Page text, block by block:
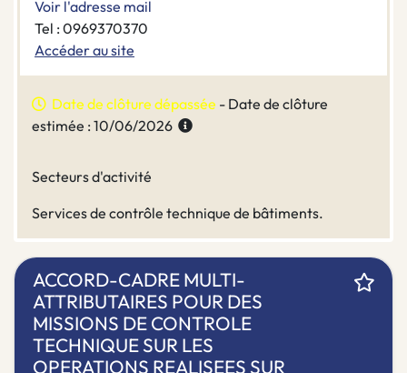
Voir l'adresse mail
Tel : 0969370370
Accéder au site
Date de clôture dépassée - Date de clôture
estimée : 10/06/2026
Secteurs d'activité
Services de contrôle technique de bâtiments.
ACCORD-CADRE MULTI-
ATTRIBUTAIRES POUR DES
MISSIONS DE CONTROLE
TECHNIQUE SUR LES
OPERATIONS REALISEES SUR